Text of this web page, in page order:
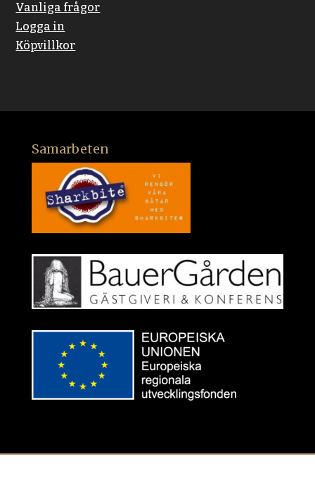
Vanliga frågor
Logga in
Köpvillkor
Samarbeten